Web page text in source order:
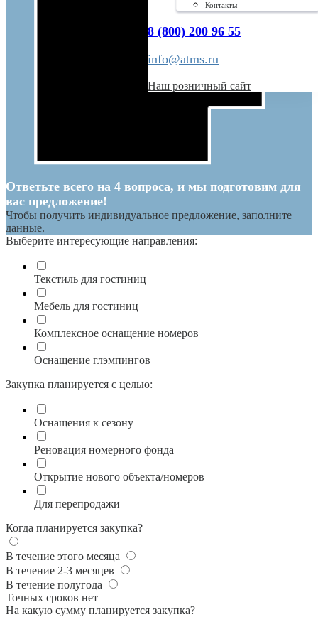
Контакты
8 (800) 200 96 55
info@atms.ru
Наш розничный сайт
Ответьте всего на 4 вопроса, и мы подготовим для
вас предложение!
Чтобы получить индивидуальное предложение, заполните
данные.
Выберите интересующие направления:
Текстиль для гостиниц
Мебель для гостиниц
Комплексное оснащение номеров
Оснащение глэмпингов
Закупка планируется с целью:
Оснащения к сезону
Реновация номерного фонда
Открытие нового объекта/номеров
Для перепродажи
Когда планируется закупка?
В течение этого месяца
В течение 2-3 месяцев
В течение полугода
Точных сроков нет
На какую сумму планируется закупка?